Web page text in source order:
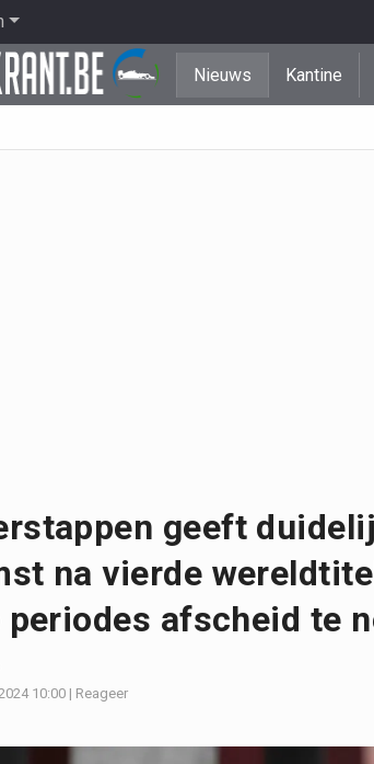
Nieuws Kantine
geeft
na vierde
afscheid te
10:00 | Reageer